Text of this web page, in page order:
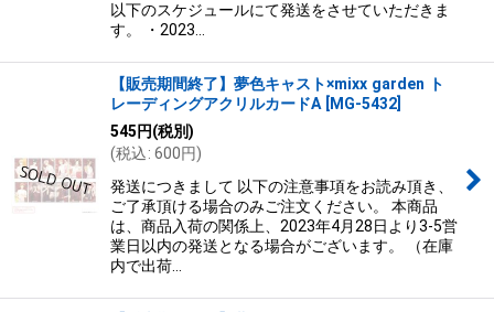
以下のスケジュールにて発送をさせていただきま
す。 ・2023…
【販売期間終了】夢色キャスト×mixx garden ト
レーディングアクリルカードA
MG-5432
545円(税別)
(税込: 600円)
発送につきまして 以下の注意事項をお読み頂き、
ご了承頂ける場合のみご注文ください。 本商品
は、商品入荷の関係上、2023年4月28日より3-5営
業日以内の発送となる場合がございます。 （在庫
内で出荷…